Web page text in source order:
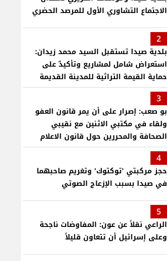
الاجتماع التشاوري الأول للمرصد الحضري
2
بلدية صيدا تستقبل السيد محمد زيدان:
استعراض شامل لمشاريع وتأكيدٌ على
حماية القيمة التراثية للمدينة القديمة
3
بو صعب: إصرار على أن يمر قانون العفو
ولقاء في مكتبي الاثنين مع نقيبي
الصحافة والمحررين حول قانون الاعلام
4
حجز مركبتي 'توكتوك' وتغريم صاحبهما
في صيدا بسبب الإزعاج الصوتي
5
الراعي نقلاً عن عون: المفاوضات ناجحة
وعلى إسرائيل أن تتعاون قليلاً